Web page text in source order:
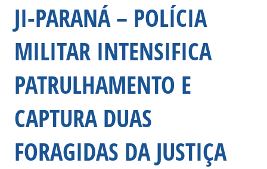
JI-PARANÁ – POLÍCIA
MILITAR INTENSIFICA
PATRULHAMENTO E
CAPTURA DUAS
FORAGIDAS DA JUSTIÇA